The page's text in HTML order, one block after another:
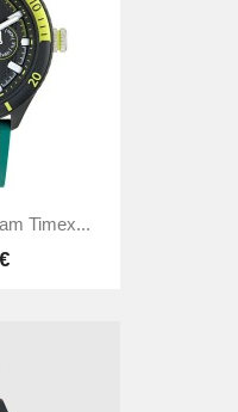
Timex...